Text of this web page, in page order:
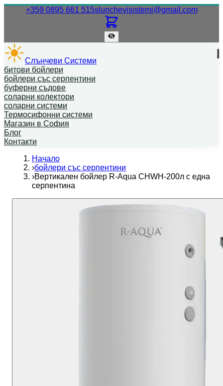
+359 0895 661 515Нашият телефонен номер.
slunchevisistemi@gmail.com
Слънчеви Системи
битови бойлери
бойлери със серпентини
буферни съдове
соларни колектори
соларни системи
Термосифонни системи
Магазин в София
Блог
Контакти
Начало
›бойлери със серпентини
›Вертикален бойлер R-Aqua CHWH-200л с една
серпентина